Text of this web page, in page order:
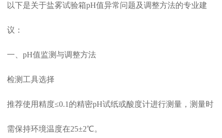
以下是关于盐雾试验箱pH值异常问题及调整方法的专业建
议：
一、pH值监测与调整方法
检测工具选择‌
推荐使用精度≤0.1的精密pH试纸或酸度计进行测量，测量时
需保持环境温度在25±2℃。